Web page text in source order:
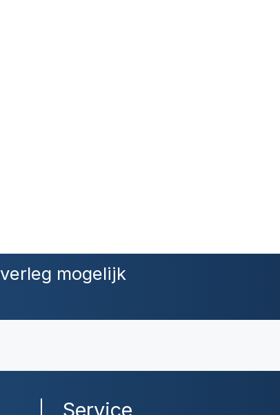
mogelijk
Service